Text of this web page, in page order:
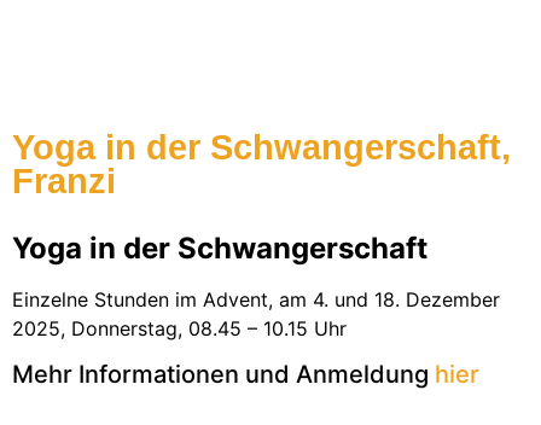
Yoga in der Schwangerschaft,
Franzi
Yoga in der Schwangerschaft
Einzelne Stunden im Advent, am 4. und 18. Dezember
2025, Donnerstag, 08.45 – 10.15 Uhr
Mehr Informationen und Anmeldung hier